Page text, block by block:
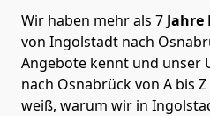
Wir haben mehr als 7
von Ingolstadt nach
Angebote kennt und unser
nach Osnabrück von A bis
weiß, warum wir in